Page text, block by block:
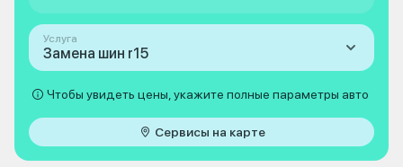
Услуга
Замена шин r15
Чтобы увидеть цены, укажите полные параметры авто
Сервисы на карте